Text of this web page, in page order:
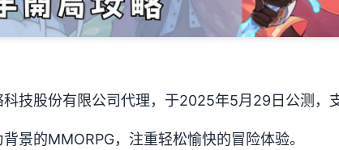
技股份有限公司代理，于2025年5月29日公测，
景的MMORPG，注重轻松愉快的冒险体验。